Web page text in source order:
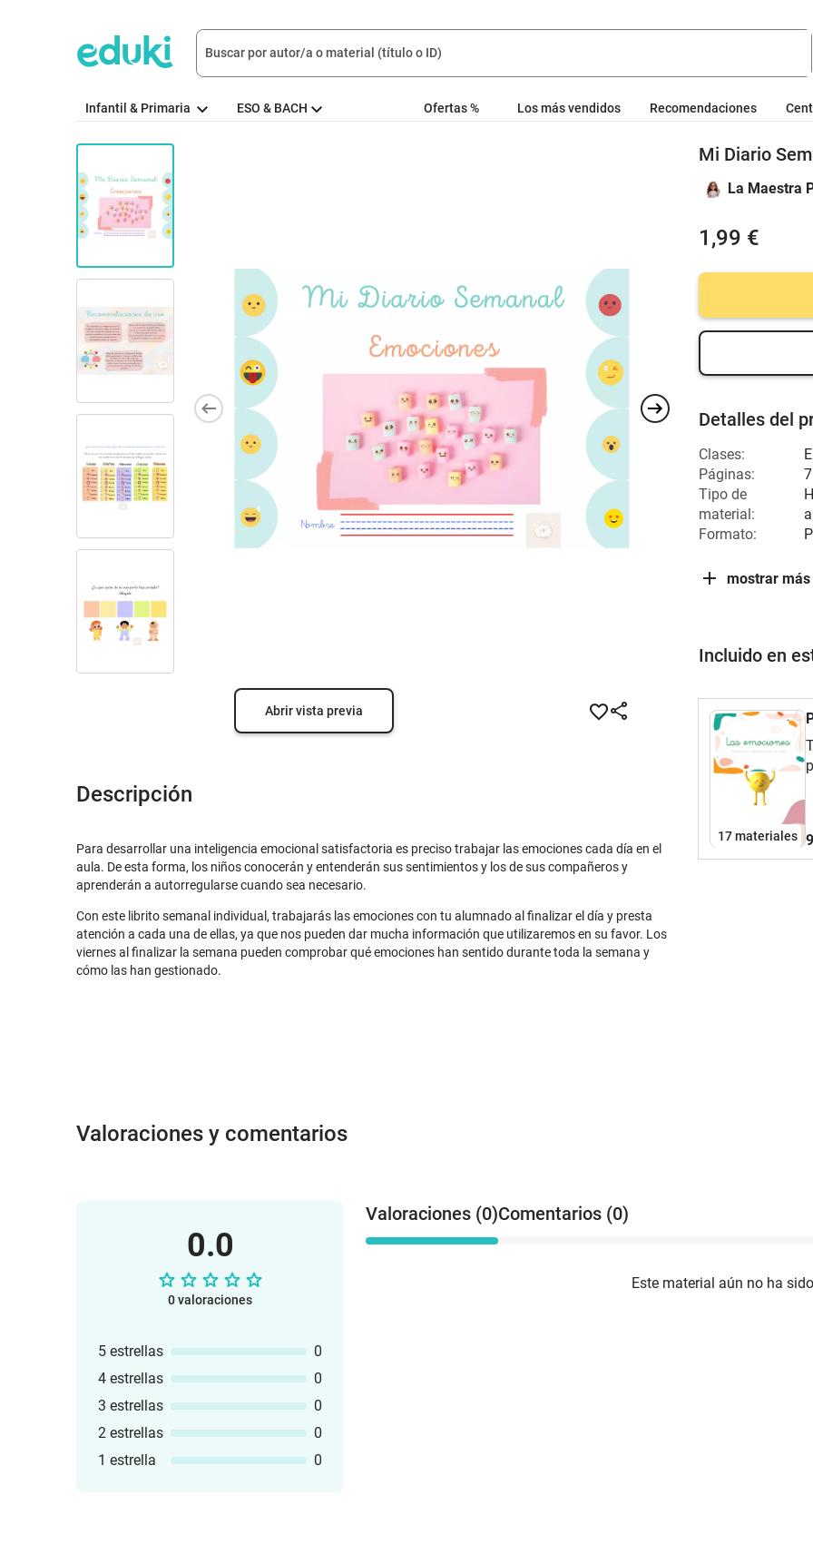
Infantil & Primaria ESO & BACH Ofertas % Los más vendidos Recomendaciones
Abrir vista previa
Descripción
Para desarrollar una inteligencia emocional satisfactoria es preciso trabajar las emociones cada día en el
aula. De esta forma, los niños conocerán y entenderán sus sentimientos y los de sus compañeros y
aprenderán a autorregularse cuando sea necesario.
Con este librito semanal individual, trabajarás las emociones con tu alumnado al finalizar el día y presta
atención a cada una de ellas, ya que nos pueden dar mucha información que utilizaremos en su favor. Los
viernes al finalizar la semana pueden comprobar qué emociones han sentido durante toda la semana y
cómo las han gestionado.
Mi Diario
La Maestra
1,99 €
Detalles del
Clases:
Páginas:
Tipo de
material:
Formato:
mostrar más
Incluido en
17 materiales
Valoraciones y comentarios
0.0
0 valoraciones
5 estrellas
0
4 estrellas
0
3 estrellas
0
2 estrellas
0
1 estrella
0
Valoraciones (0)Comentarios (0)
Este material aún no ha